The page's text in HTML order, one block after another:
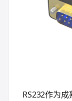
RS232作为